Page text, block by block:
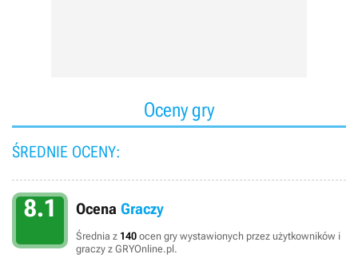
Oceny gry
ŚREDNIE OCENY:
8.1 Ocena Graczy
Średnia z 140 ocen gry wystawionych przez użytkowników i
graczy z GRYOnline.pl.